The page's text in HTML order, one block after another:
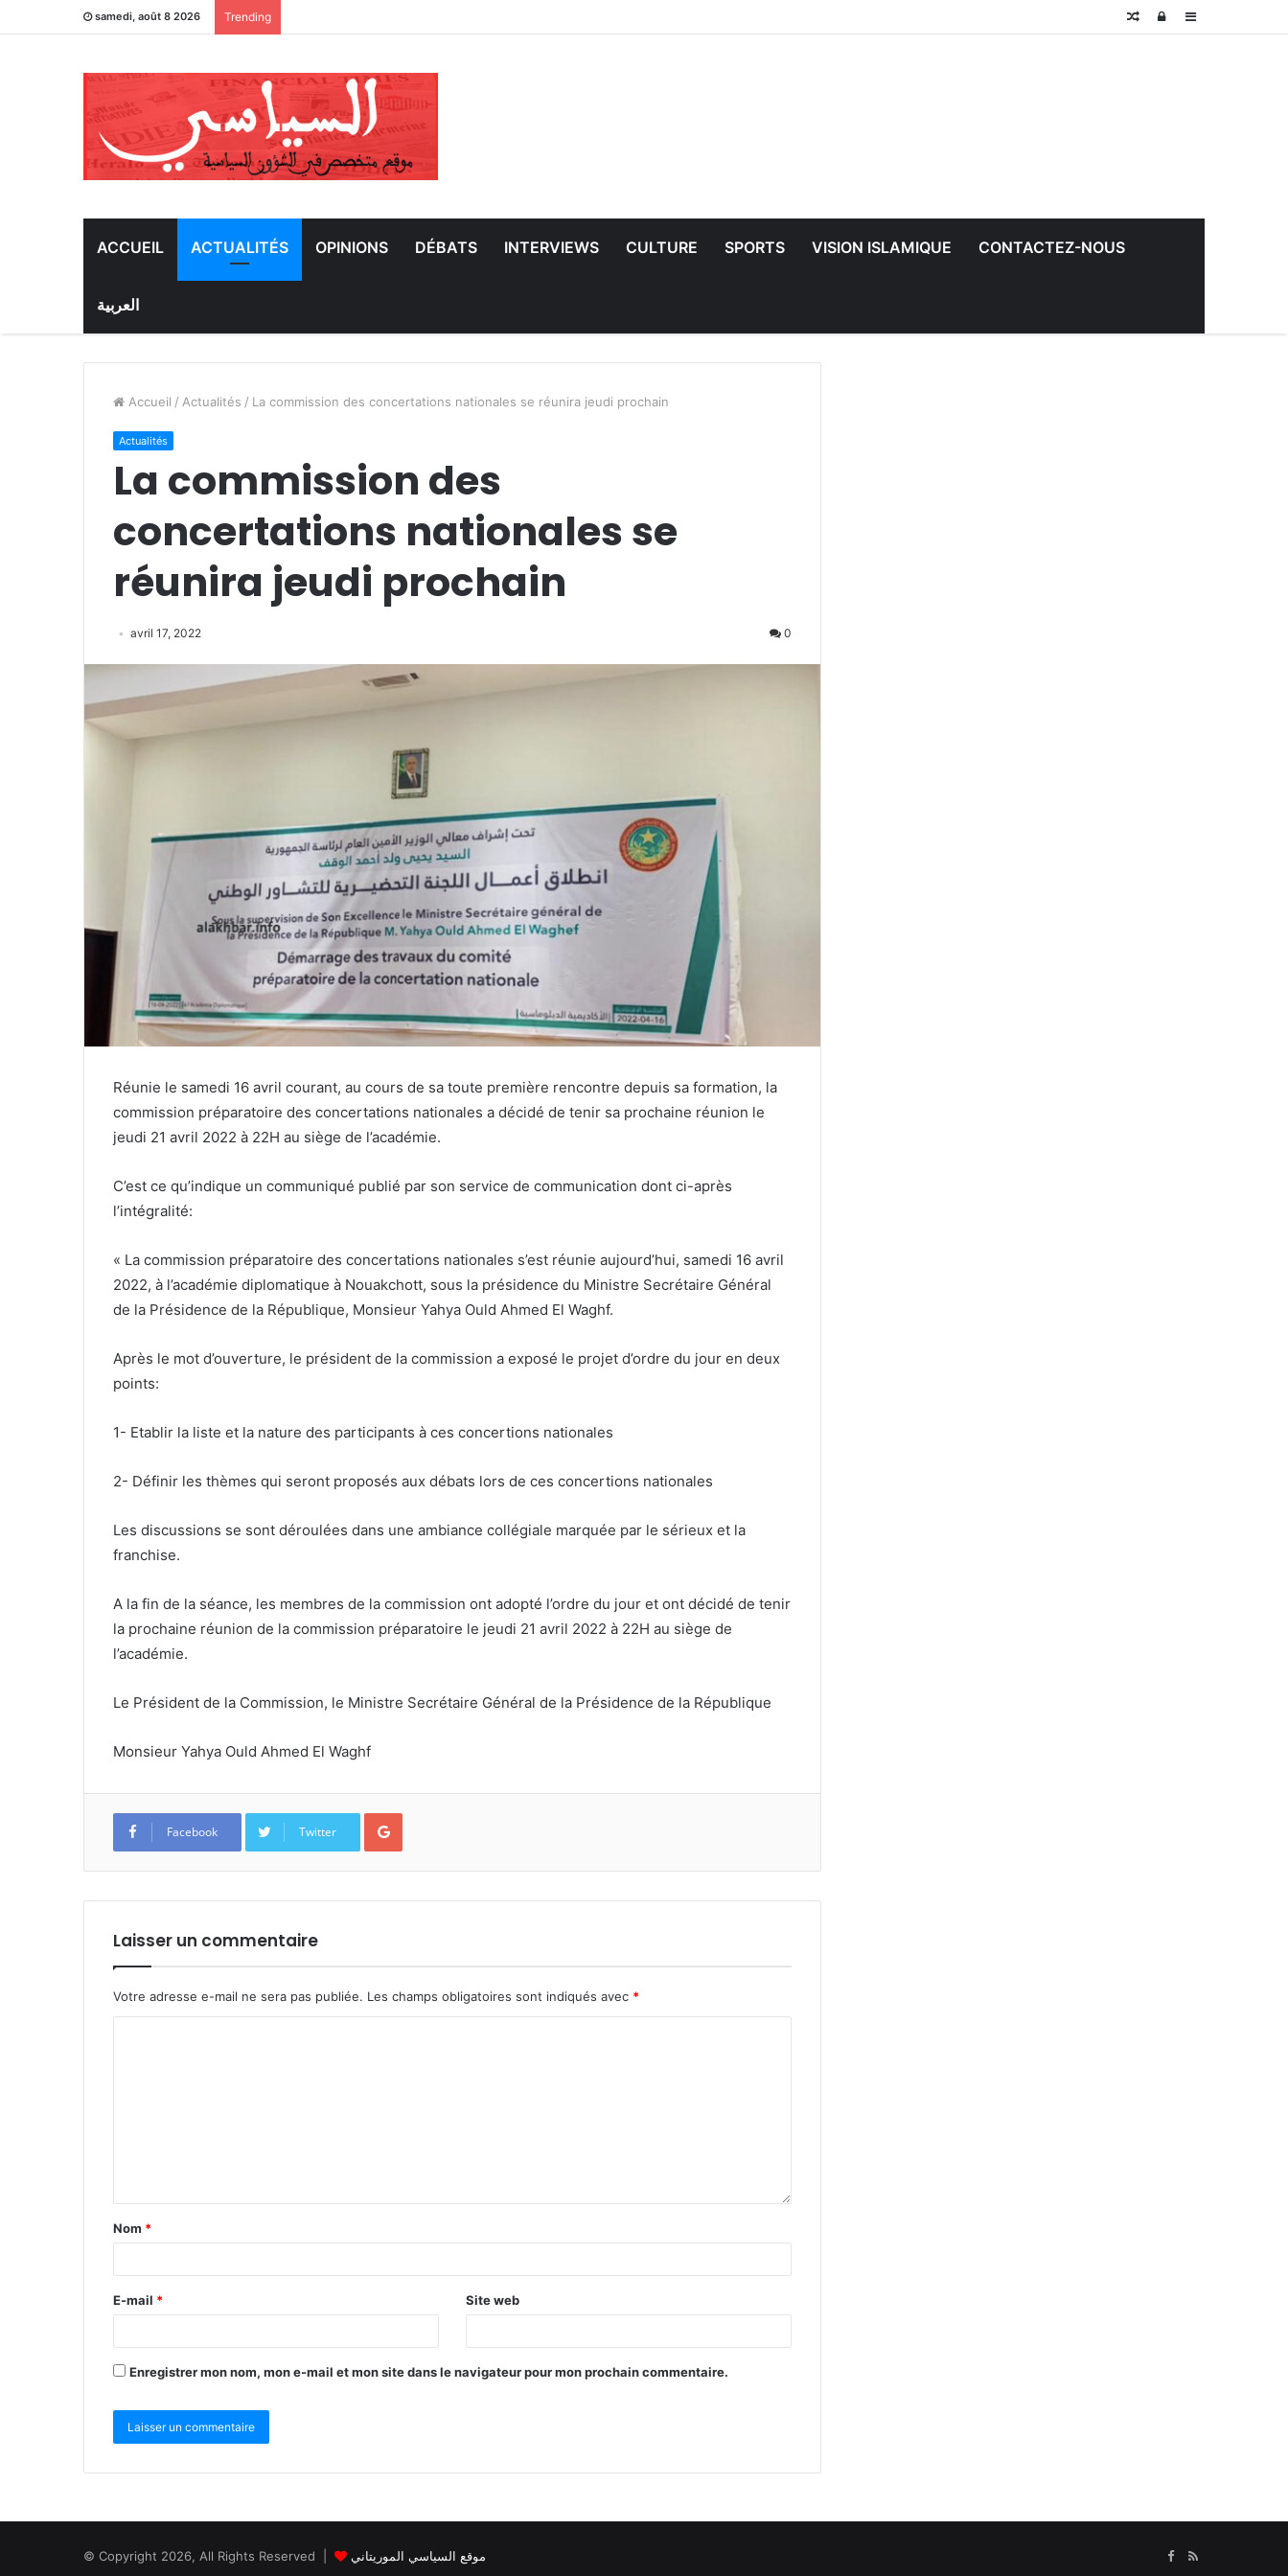
samedi, août 8 2026 Trending Sidebar
Log
Random
ACCUEIL ACTUALITÉS OPINIONS DÉBATS INTERVIEWS CULTURE SPORTS VISION ISLAMIQUE CONTACTEZ-NOUS
العربية
Accueil / Actualités / La commission des concertations nationales se réunira jeudi prochain
Actualités
La commission des
concertations nationales se
réunira jeudi prochain
avril 17, 2022 0
Réunie le samedi 16 avril courant, au cours de sa toute première rencontre depuis sa formation, la
commission préparatoire des concertations nationales a décidé de tenir sa prochaine réunion le
jeudi 21 avril 2022 à 22H au siège de l’académie.
C’est ce qu’indique un communiqué publié par son service de communication dont ci-après
l’intégralité:
« La commission préparatoire des concertations nationales s’est réunie aujourd’hui, samedi 16 avril
2022, à l’académie diplomatique à Nouakchott, sous la présidence du Ministre Secrétaire Général
de la Présidence de la République, Monsieur Yahya Ould Ahmed El Waghf.
Après le mot d’ouverture, le président de la commission a exposé le projet d’ordre du jour en deux
points:
1- Etablir la liste et la nature des participants à ces concertions nationales
2- Définir les thèmes qui seront proposés aux débats lors de ces concertions nationales
Les discussions se sont déroulées dans une ambiance collégiale marquée par le sérieux et la
franchise.
A la fin de la séance, les membres de la commission ont adopté l’ordre du jour et ont décidé de tenir
la prochaine réunion de la commission préparatoire le jeudi 21 avril 2022 à 22H au siège de
l’académie.
Le Président de la Commission, le Ministre Secrétaire Général de la Présidence de la République
Monsieur Yahya Ould Ahmed El Waghf
Facebook Twitter
Google+
Laisser un commentaire
Votre adresse e-mail ne sera pas publiée. Les champs obligatoires sont indiqués avec *
Nom *
E-mail * Site web
Enregistrer mon nom, mon e-mail et mon site dans le navigateur pour mon prochain commentaire.
© Copyright 2026, All Rights Reserved | موقع السياسي الموريتاني